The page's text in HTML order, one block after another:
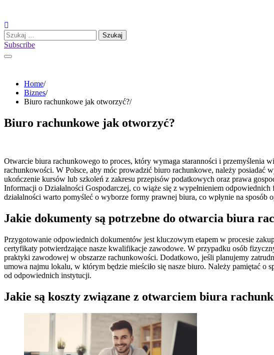
content
Szukaj:
Subscribe
Home
Biznes
Biuro rachunkowe jak otworzyć?
Biuro rachunkowe jak otworzyć?
Otwarcie biura rachunkowego to proces, który wymaga staranności i
rachunkowości. W Polsce, aby móc prowadzić biuro rachunkowe, należy
ukończenie kursów lub szkoleń z zakresu przepisów podatkowych oraz prawa
Informacji o Działalności Gospodarczej, co wiąże się z wypełnieniem
działalności warto pomyśleć o wyborze formy prawnej biura, co wpłynie na
Jakie dokumenty są potrzebne do otwarcia biura
Przygotowanie odpowiednich dokumentów jest kluczowym etapem w procesie
certyfikaty potwierdzające nasze kwalifikacje zawodowe. W przypadku osób
praktyki zawodowej w obszarze rachunkowości. Dodatkowo, jeśli planujemy
umowa najmu lokalu, w którym będzie mieściło się nasze biuro. Należy pamiętać
od odpowiednich instytucji.
Jakie są koszty związane z otwarciem biura